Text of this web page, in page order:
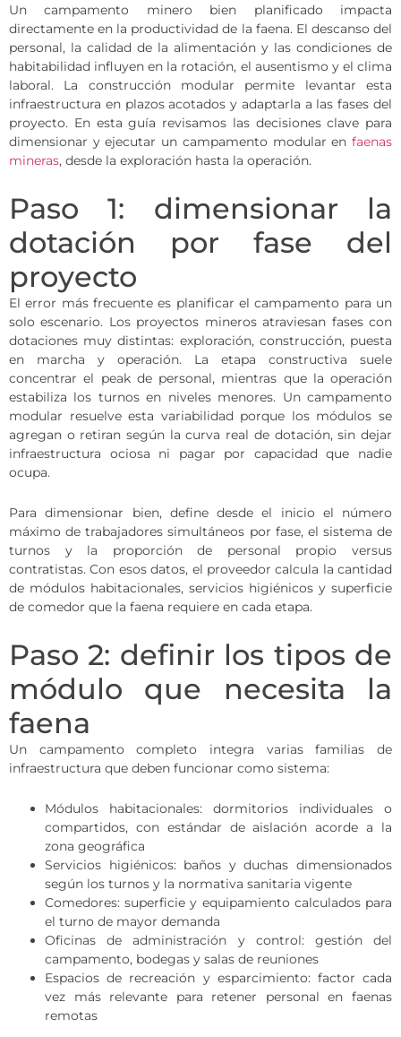
Un campamento minero bien planificado impacta
directamente en la productividad de la faena. El descanso del
personal, la calidad de la alimentación y las condiciones de
habitabilidad influyen en la rotación, el ausentismo y el clima
laboral. La construcción modular permite levantar esta
infraestructura en plazos acotados y adaptarla a las fases del
proyecto. En esta guía revisamos las decisiones clave para
dimensionar y ejecutar un campamento modular en faenas
mineras, desde la exploración hasta la operación.
Paso 1: dimensionar la
dotación por fase del
proyecto
El error más frecuente es planificar el campamento para un
solo escenario. Los proyectos mineros atraviesan fases con
dotaciones muy distintas: exploración, construcción, puesta
en marcha y operación. La etapa constructiva suele
concentrar el peak de personal, mientras que la operación
estabiliza los turnos en niveles menores. Un campamento
modular resuelve esta variabilidad porque los módulos se
agregan o retiran según la curva real de dotación, sin dejar
infraestructura ociosa ni pagar por capacidad que nadie
ocupa.
Para dimensionar bien, define desde el inicio el número
máximo de trabajadores simultáneos por fase, el sistema de
turnos y la proporción de personal propio versus
contratistas. Con esos datos, el proveedor calcula la cantidad
de módulos habitacionales, servicios higiénicos y superficie
de comedor que la faena requiere en cada etapa.
Paso 2: definir los tipos de
módulo que necesita la
faena
Un campamento completo integra varias familias de
infraestructura que deben funcionar como sistema:
Módulos habitacionales: dormitorios individuales o
compartidos, con estándar de aislación acorde a la
zona geográfica
Servicios higiénicos: baños y duchas dimensionados
según los turnos y la normativa sanitaria vigente
Comedores: superficie y equipamiento calculados para
el turno de mayor demanda
Oficinas de administración y control: gestión del
campamento, bodegas y salas de reuniones
Espacios de recreación y esparcimiento: factor cada
vez más relevante para retener personal en faenas
remotas